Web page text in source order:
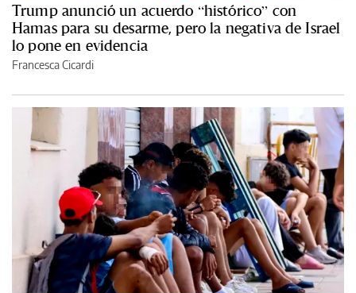
Trump anunció un acuerdo “histórico” con
Hamas para su desarme, pero la negativa de Israel
lo pone en evidencia
Francesca Cicardi